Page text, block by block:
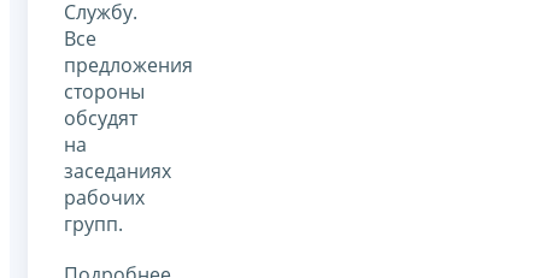
Службу.
Все
предложения
стороны
обсудят
на
заседаниях
рабочих
групп.